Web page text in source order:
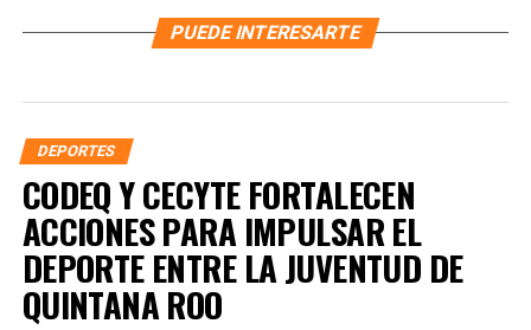
PUEDE INTERESARTE
DEPORTES
CODEQ Y CECYTE FORTALECEN
ACCIONES PARA IMPULSAR EL
DEPORTE ENTRE LA JUVENTUD DE
QUINTANA ROO